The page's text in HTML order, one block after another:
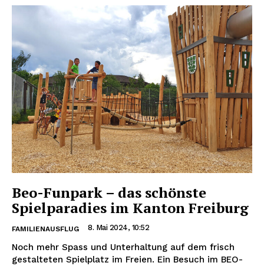
Beo-Funpark – das schönste
Spielparadies im Kanton Freiburg
FAMILIENAUSFLUG 8. Mai 2024, 10:52
Noch mehr Spass und Unterhaltung auf dem frisch
gestalteten Spielplatz im Freien. Ein Besuch im BEO-